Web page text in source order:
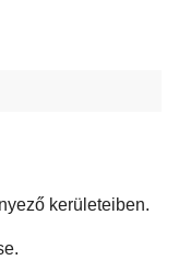
kerületeiben.